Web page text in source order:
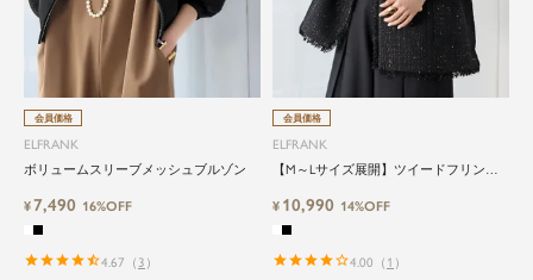
会員価格
ELFRANK
ボリュームスリーブメッシュブルゾン
¥7,490 16%OFF
4.67 （ 3 ）
会員価格
ELFRANK
【M～Lサイズ展開】ツイードフリンジ
¥ 10,990 14%OFF
4.00 （ 1 ）